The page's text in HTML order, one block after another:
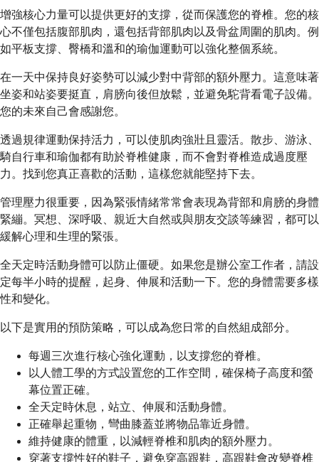
增強核心力量可以提供更好的支撐，從而保護您的脊椎。您的核
心不僅包括腹部肌肉，還包括背部肌肉以及骨盆周圍的肌肉。例
如平板支撐、臀橋和溫和的瑜伽運動可以強化整個系統。
在一天中保持良好姿勢可以減少對中背部的額外壓力。這意味著
坐姿和站姿要挺直，肩膀向後但放鬆，並避免駝背看電子設備。
您的未來自己會感謝您。
透過規律運動保持活力，可以使肌肉強壯且靈活。散步、游泳、
騎自行車和瑜伽都有助於脊椎健康，而不會對脊椎造成過度壓
力。找到您真正喜歡的活動，這樣您就能堅持下去。
管理壓力很重要，因為緊張情緒常常會表現為背部和肩膀的身體
緊繃。冥想、深呼吸、親近大自然或與朋友交談等練習，都可以
緩解心理和生理的緊張。
全天定時活動身體可以防止僵硬。如果您是辦公室工作者，請設
定每半小時的提醒，起身、伸展和活動一下。您的身體需要多樣
性和變化。
以下是實用的預防策略，可以成為您日常的自然組成部分。
每週三次進行核心強化運動，以支撐您的脊椎。
以人體工學的方式設置您的工作空間，確保椅子高度和螢
幕位置正確。
全天定時休息，站立、伸展和活動身體。
正確舉起重物，彎曲膝蓋並將物品靠近身體。
維持健康的體重，以減輕脊椎和肌肉的額外壓力。
穿著支撐性好的鞋子，避免穿高跟鞋，高跟鞋會改變脊椎